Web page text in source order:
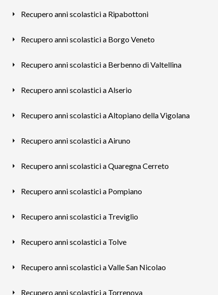
Recupero anni scolastici a Ripabottoni
Recupero anni scolastici a Borgo Veneto
Recupero anni scolastici a Berbenno di Valtellina
Recupero anni scolastici a Alserio
Recupero anni scolastici a Altopiano della Vigolana
Recupero anni scolastici a Airuno
Recupero anni scolastici a Quaregna Cerreto
Recupero anni scolastici a Pompiano
Recupero anni scolastici a Treviglio
Recupero anni scolastici a Tolve
Recupero anni scolastici a Valle San Nicolao
Recupero anni scolastici a Torrenova